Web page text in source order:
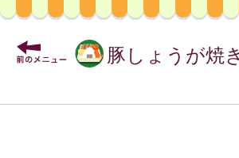
豚しょうが焼